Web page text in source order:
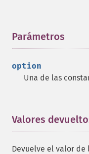
Parámetros
option
Una de las
Valores
Devuelve el valor de